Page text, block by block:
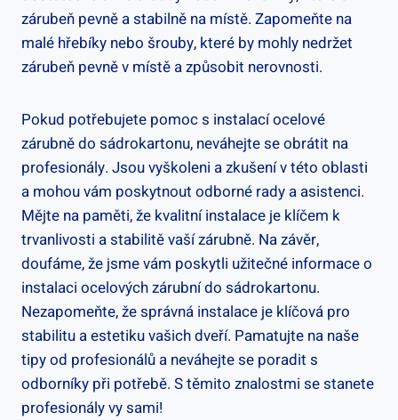
zárubeň pevně a stabilně na místě. Zapomeňte na
malé hřebíky nebo šrouby, které by mohly nedržet
zárubeň pevně v místě a způsobit nerovnosti.
Pokud potřebujete pomoc s instalací ocelové
zárubně do sádrokartonu, neváhejte se obrátit na
profesionály. Jsou vyškoleni a zkušení v této oblasti
a mohou vám poskytnout odborné rady a asistenci.
Mějte na paměti, že kvalitní instalace je klíčem k
trvanlivosti a stabilitě vaší zárubně. Na závěr,
doufáme, že jsme vám poskytli užitečné informace o
instalaci ocelových zárubní do sádrokartonu.
Nezapomeňte, že správná instalace je klíčová pro
stabilitu a estetiku vašich dveří. Pamatujte na naše
tipy od profesionálů a neváhejte se poradit s
odborníky při potřebě. S těmito znalostmi se stanete
profesionály vy sami!